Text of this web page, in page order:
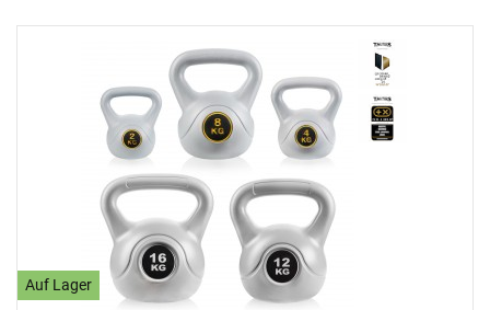
Auf Lager